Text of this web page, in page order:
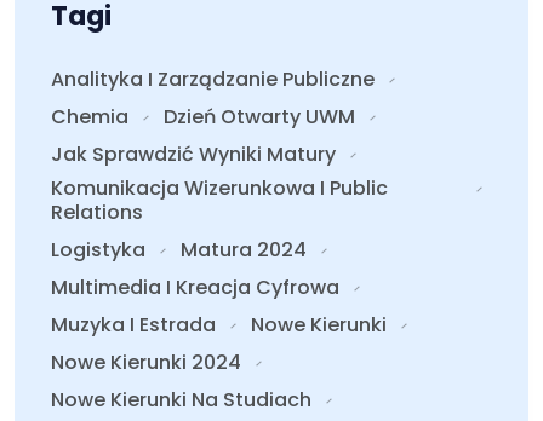
Tagi
Analityka I Zarządzanie Publiczne
Chemia
Dzień Otwarty UWM
Jak Sprawdzić Wyniki Matury
Komunikacja Wizerunkowa I Public
Relations
Logistyka
Matura 2024
Multimedia I Kreacja Cyfrowa
Muzyka I Estrada
Nowe Kierunki
Nowe Kierunki 2024
Nowe Kierunki Na Studiach